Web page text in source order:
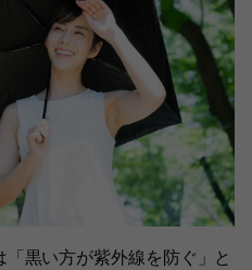
黒い方が紫外線を防ぐ」と